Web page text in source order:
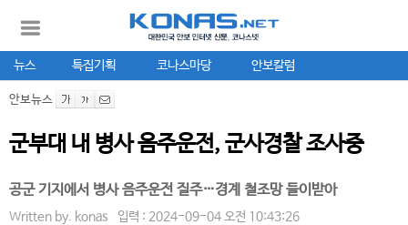
뉴스 특집기획 코나스마당 안보칼럼
안보뉴스
군부대 내 병사 음주운전, 군사경찰 조사중
공군 기지에서 병사 음주운전 질주…경계 철조망 들이받아
Written by. konas 입력 : 2024-09-04 오전 10:43:26